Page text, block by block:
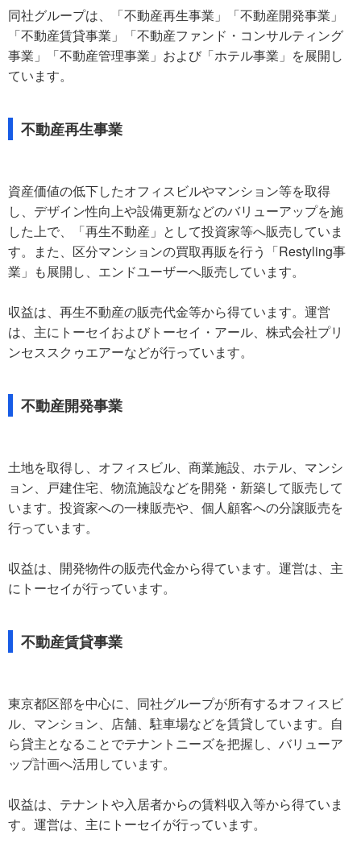
同社グループは、「不動産再生事業」「不動産開発事業」
「不動産賃貸事業」「不動産ファンド・コンサルティング
事業」「不動産管理事業」および「ホテル事業」を展開し
ています。
不動産再生事業
資産価値の低下したオフィスビルやマンション等を取得
し、デザイン性向上や設備更新などのバリューアップを施
した上で、「再生不動産」として投資家等へ販売していま
す。また、区分マンションの買取再販を行う「Restyling事
業」も展開し、エンドユーザーへ販売しています。
収益は、再生不動産の販売代金等から得ています。運営
は、主にトーセイおよびトーセイ・アール、株式会社プリ
ンセススクゥエアーなどが行っています。
不動産開発事業
土地を取得し、オフィスビル、商業施設、ホテル、マンシ
ョン、戸建住宅、物流施設などを開発・新築して販売して
います。投資家への一棟販売や、個人顧客への分譲販売を
行っています。
収益は、開発物件の販売代金から得ています。運営は、主
にトーセイが行っています。
不動産賃貸事業
東京都区部を中心に、同社グループが所有するオフィスビ
ル、マンション、店舗、駐車場などを賃貸しています。自
ら貸主となることでテナントニーズを把握し、バリューア
ップ計画へ活用しています。
収益は、テナントや入居者からの賃料収入等から得ていま
す。運営は、主にトーセイが行っています。